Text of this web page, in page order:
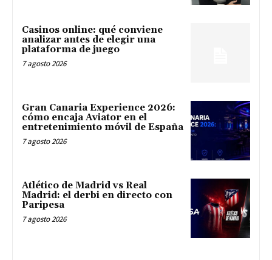
Casinos online: qué conviene
analizar antes de elegir una
plataforma de juego
7 agosto 2026
Gran Canaria Experience 2026:
cómo encaja Aviator en el
entretenimiento móvil de España
7 agosto 2026
Atlético de Madrid vs Real
Madrid: el derbi en directo con
Paripesa
7 agosto 2026